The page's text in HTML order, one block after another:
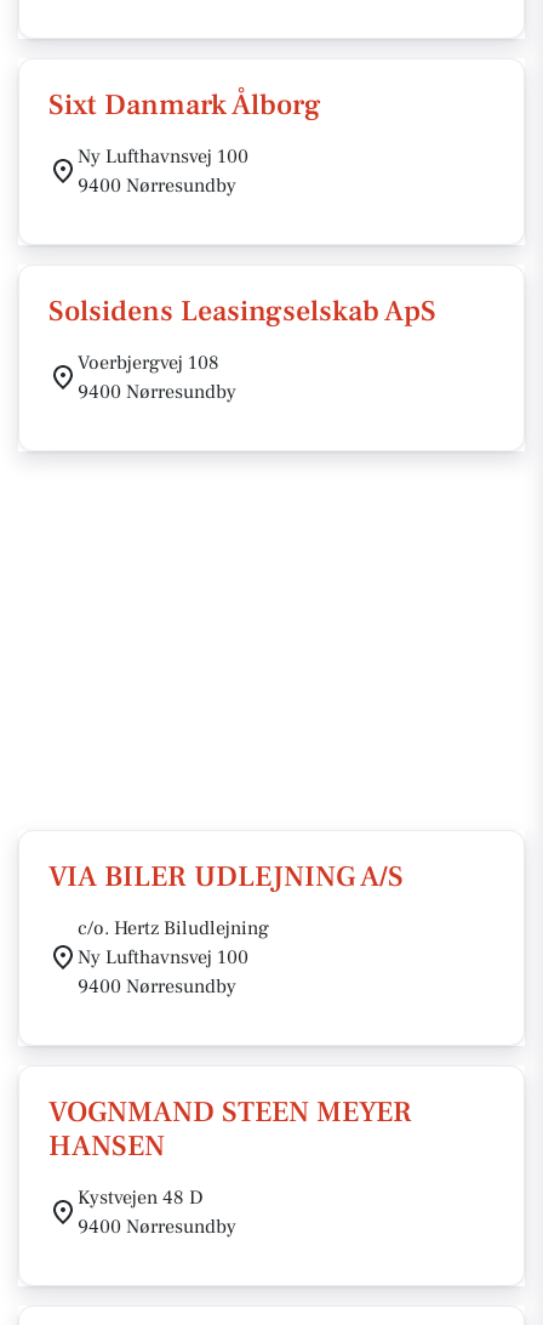
Sixt Danmark Ålborg
Ny Lufthavnsvej 100
9400 Nørresundby
Solsidens Leasingselskab ApS
Voerbjergvej 108
9400 Nørresundby
VIA BILER UDLEJNING A/S
c/o. Hertz Biludlejning
Ny Lufthavnsvej 100
9400 Nørresundby
VOGNMAND STEEN MEYER
HANSEN
Kystvejen 48 D
9400 Nørresundby